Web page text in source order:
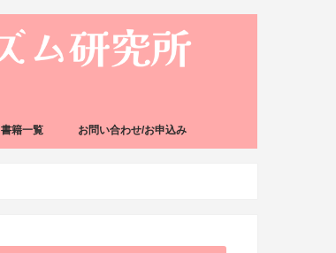
書籍一覧 お問い合わせ/お申込み